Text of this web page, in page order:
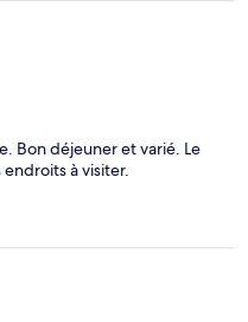
Bon déjeuner et varié. Le
à visiter.